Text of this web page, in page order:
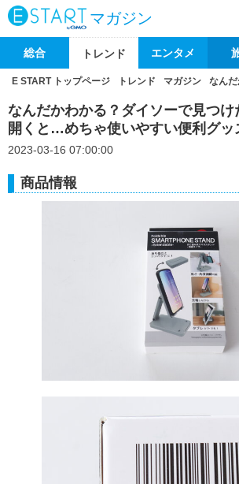
マガジン
総合 トレンド エンタメ
E START トップページ トレンド マガジン なん
なんだかわかる？ダイソーで見つけ
開くと…めちゃ使いやすい便利グッ
2023-03-16 07:00:00
商品情報